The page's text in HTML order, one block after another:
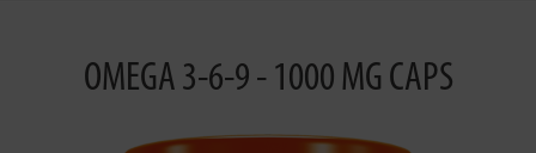
EXTRIFIT® TEAMOMEGA 3-6-9 - 1000 MG CAPS